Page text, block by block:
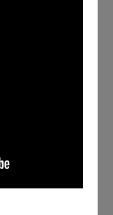
機關，為拘捕國民
雲被國民政府吸收
他展開新戀情、全
諜「天字第一號」
father escape
route. After years
but
conflict ensues,
the identity